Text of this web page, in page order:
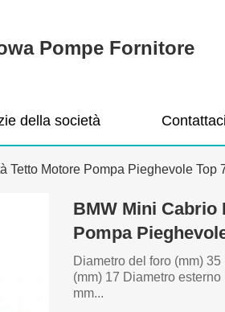
Pompe Fornitore
della società Contattaci
Tetto Motore Pompa Pieghevole Top
BMW Mini Cabrio
Pompa
Diametro del foro (mm)
(mm) 17 Diametro
mm...